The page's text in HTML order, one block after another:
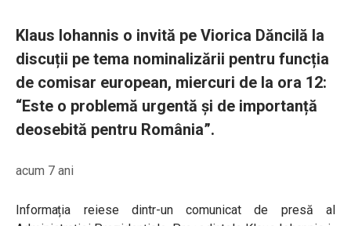
Klaus Iohannis o invită pe Viorica Dăncilă la
discuții pe tema nominalizării pentru funcția
de comisar european, miercuri de la ora 12:
“Este o problemă urgentă și de importanță
deosebită pentru România”.
acum 7 ani
Informația reiese dintr-un comunicat de presă al